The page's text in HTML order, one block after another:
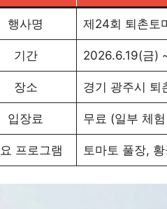
행사명 제24회 퇴촌토
기간 2026.6.19(금)
장소 경기 광주시 퇴
입장료 무료 (일부 체
프로그램 토마토 풀장,